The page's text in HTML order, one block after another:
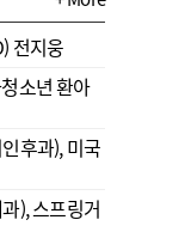
전지웅
소년 환아
후과), 미국
), 스프링거